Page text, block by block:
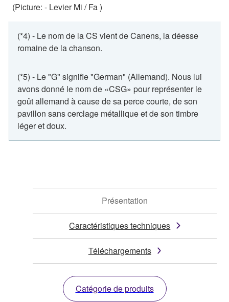
(Picture: - Levier Mi / Fa )
(*4) - Le nom de la CS vient de Canens, la déesse
romaine de la chanson.
(*5) - Le "G" signifie "German" (Allemand). Nous lui
avons donné le nom de «CSG» pour représenter le
goût allemand à cause de sa perce courte, de son
pavillon sans cerclage métallique et de son timbre
léger et doux.
Présentation
Caractéristiques techniques
Téléchargements
Catégorie de produits